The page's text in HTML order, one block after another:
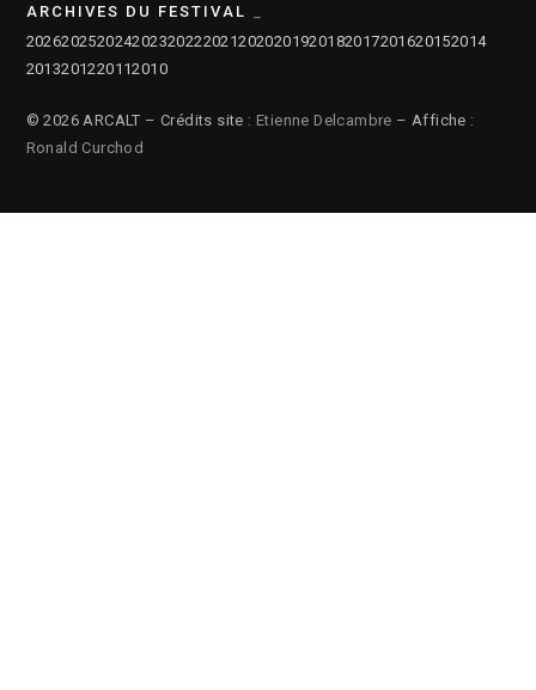
ARCHIVES DU FESTIVAL
2026202520242023202220212020201920182017201620152014
2013201220112010
© 2026 ARCALT – Crédits site : Etienne Delcambre – Affiche :
Ronald Curchod